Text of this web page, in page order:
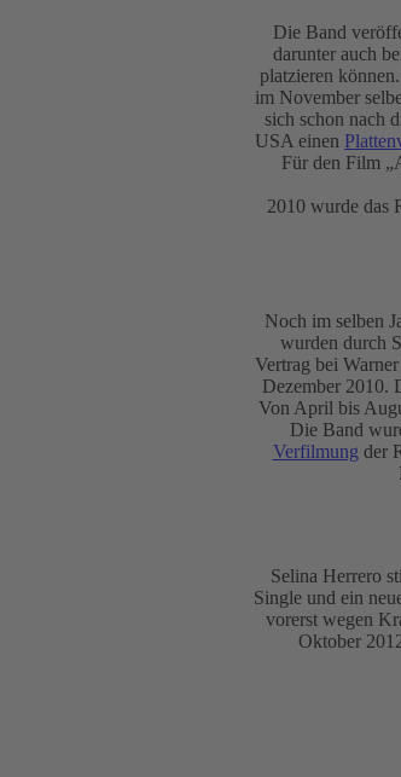
Die Band
darunter auch
platzieren
im November
sich schon nach
USA einen
Für den Film
2010 wurde das
Noch im selben
wurden durch
Vertrag bei
Dezember 2010.
Von April bis
Die Band
Verfilmung der
Selina Herrero
Single und ein
vorerst wegen
Oktober